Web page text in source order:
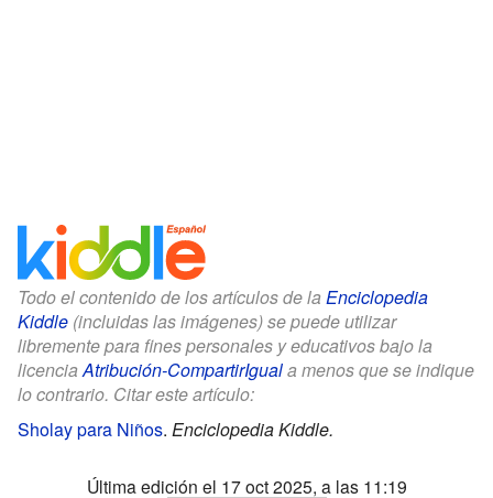
Todo el contenido de los artículos de la Enciclopedia
Kiddle (incluidas las imágenes) se puede utilizar
libremente para fines personales y educativos bajo la
licenciaAtribución-CompartirIguala menos que se indique
lo contrario. Citar este artículo:
Sholay para Niños. Enciclopedia Kiddle.
Última edición el 17 oct 2025, a las 11:19